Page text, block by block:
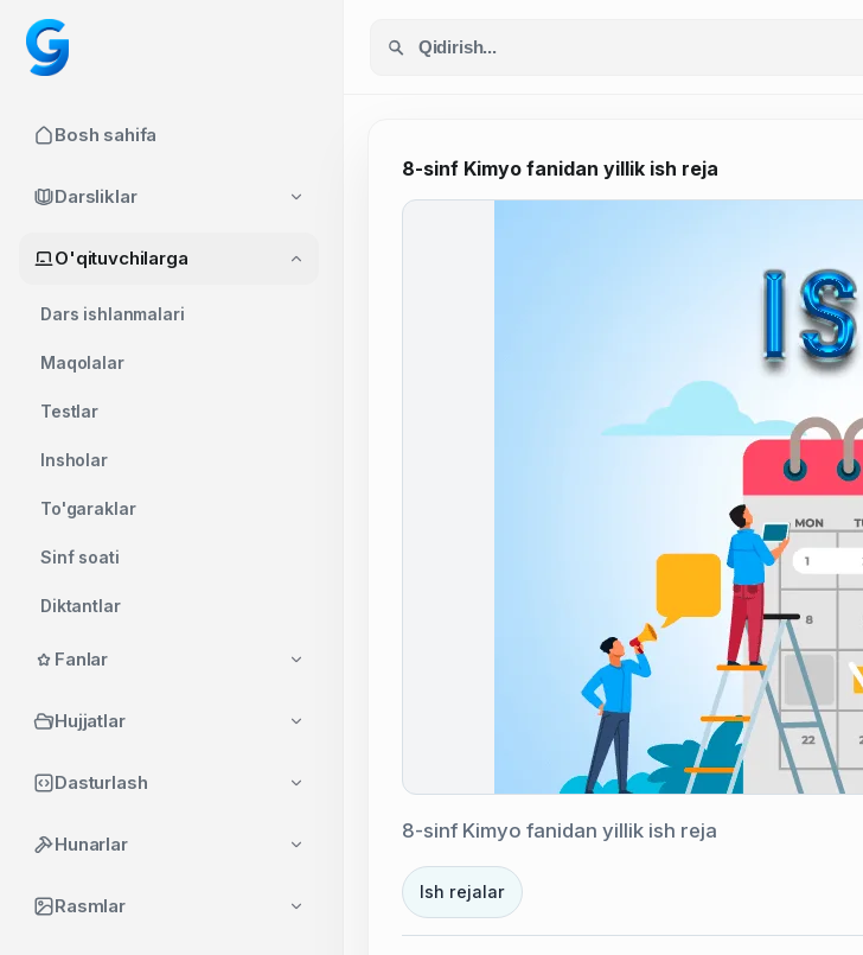
Bosh sahifa
Darsliklar
O'qituvchilarga
Dars ishlanmalari
Maqolalar
Testlar
Insholar
To'garaklar
Sinf soati
Diktantlar
Ko'rgazmalar
O'qituvchilar uchun foydali
O'qituvchilar uchun foydali
Fanlar
Hujjatlar
Dasturlash
Hunarlar
Rasmlar
8-sinf Kimyo fanidan yillik ish reja
8-sinf Kimyo fanidan yillik ish reja
Ish rejalar